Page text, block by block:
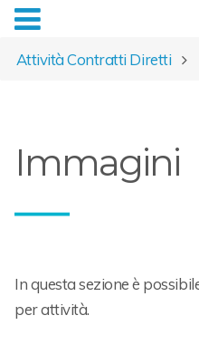
Attività Contratti Diretti
Immagini
In questa sezione è
per attività.